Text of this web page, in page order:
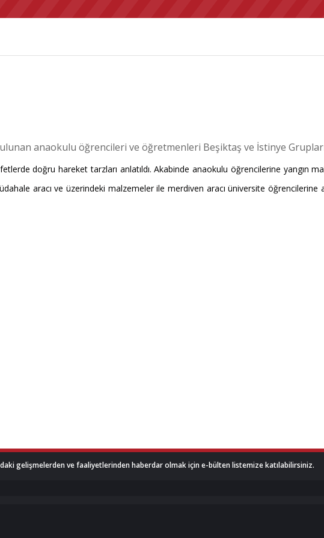
anaokulu öğrencileri ve öğretmenleri Beşiktaş ve İstinye
doğru hareket tarzları anlatıldı. Akabinde anaokulu öğrencilerine yangın
aracı ve üzerindeki malzemeler ile merdiven aracı üniversite öğrencilerine
gelişmelerden ve faaliyetlerinden haberdar olmak için e-bülten listemize katılabilirsiniz.